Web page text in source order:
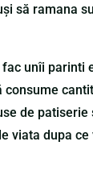
să ramana
unîi parinti
consume
de patiserie
viata dupa ce